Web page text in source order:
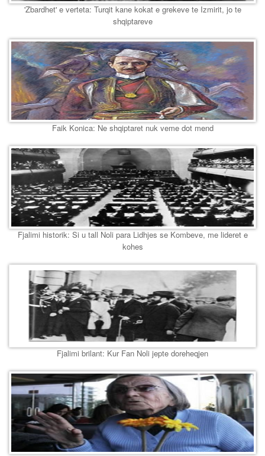
'Zbardhet' e verteta: Turqit kane kokat e grekeve te Izmirit, jo te
shqiptareve
Faik Konica: Ne shqiptaret nuk veme dot mend
Fjalimi historik: Si u tall Noli para Lidhjes se Kombeve, me lideret e
kohes
Fjalimi brilant: Kur Fan Noli jepte doreheqjen